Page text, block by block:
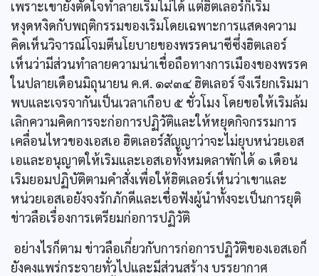
เพราะเขายังตัดใจทำลายเริมไม่ได้ แต่ฮิตเลอร์ก็เริ่ม
หงุดหงิดกับพฤติกรรมของเริมโดยเฉพาะการแสดงความ
คิดเห็นวิจารณ์โจมตีนโยบายของพรรคนาซีซึ่งฮิตเลอร์
เห็นว่ามีส่วนทำลายความน่าเชื่อถือทางการเมืองของพรรค
ในปลายเดือนมิถุนายน ค.ศ. ๑๙๓๔ ฮิตเลอร์ จึงเรียกเริมมา
พบและเจรจากันเป็นเวลาเกือบ ๕ ชั่วโมง โดยขอให้เริมล้ม
เลิกความคิดการจะก่อการปฏิวัติและให้หยุดกิจกรรมการ
เคลื่อนไหวของเอสเอ ฮิตเลอร์สัญญาว่าจะไม่ยุบหน่วยเอส
เอและอนุญาตให้เริมและเอสเอทั้งหมดลาพักได้ ๑ เดือน
เริมยอมปฏิบัติตามคำสั่งเพื่อให้ฮิตเลอร์เห็นว่าเขาและ
หน่วยเอสเอยังจงรักภักดีและเชื่อฟังผู้นำทั้งจะเป็นการยุติ
ข่าวลือเรื่องการเตรียมก่อการปฏิวัติ
อย่างไรก็ตาม ข่าวลือเกี่ยวกับการก่อการปฏิวัติของเอสเอก็
ยังคงแพร่กระจายทั่วไปและมีส่วนสร้าง บรรยากาศ